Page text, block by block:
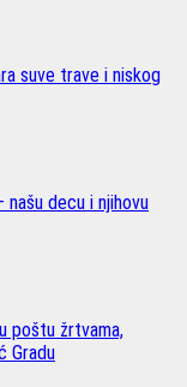
suve trave i niskog
našu decu i njihovu
poštu žrtvama,
Gradu